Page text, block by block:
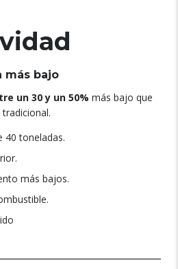
más bajo
un 30 y un 50% más bajo que
40 toneladas.
más bajos.